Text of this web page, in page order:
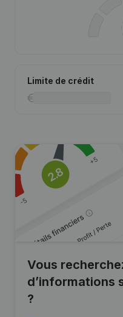
Limite de crédit
Vous
d’informations
?